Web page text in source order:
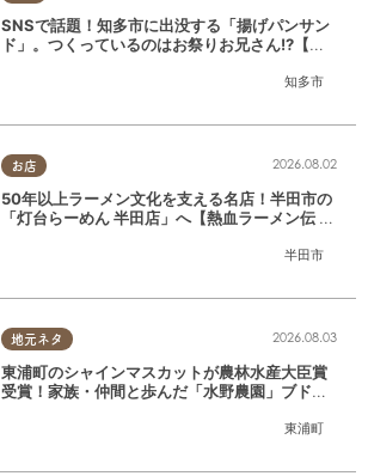
知多市
SNSで話題！知多市に出没する「揚げパンサン
ド」。つくっているのはお祭りお兄さん!?【ち
お店
半田市
2026.08.02
50年以上ラーメン文化を支える名店！半田市の
「灯台らーめん 半田店」へ【熱血ラーメン伝 8
地元ネタ
東浦町
2026.08.03
東浦町のシャインマスカットが農林水産大臣賞
受賞！家族・仲間と歩んだ「水野農園」ブドウ